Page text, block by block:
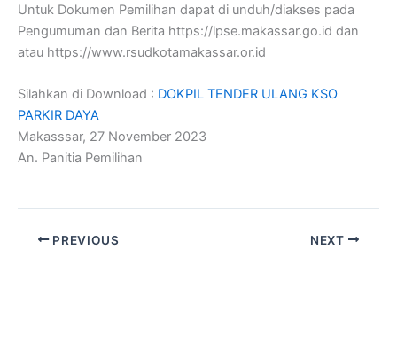
Untuk Dokumen Pemilihan dapat di unduh/diakses pada
Pengumuman dan Berita https://lpse.makassar.go.id dan
atau https://www.rsudkotamakassar.or.id
Silahkan di Download : DOKPIL TENDER ULANG KSO
PARKIR DAYA
Makasssar, 27 November 2023
An. Panitia Pemilihan
PREVIOUS NEXT